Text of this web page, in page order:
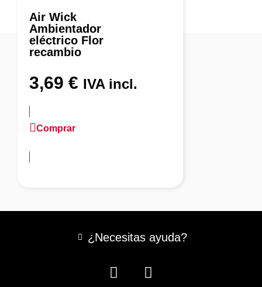
Air Wick
Ambientador
eléctrico Flor
recambio
3,69 € IVA incl.
Comprar
¿Necesitas ayuda?